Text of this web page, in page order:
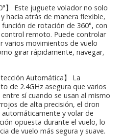
】 Este juguete volador no solo
hacia atrás de manera flexible,
de rotación de 360°, con
remoto. Puede controlar
varios movimientos de vuelo
girar rápidamente, navegar,
Automática】 La
de 2.4GHz asegura que varios
sí cuando se usan al mismo
de alta precisión, el dron
y volar de
opuesta durante el vuelo, lo
de vuelo más segura y suave.